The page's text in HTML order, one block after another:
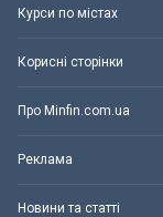
Курси по містах
Корисні сторінки
Про Minfin.com.ua
Реклама
Новини та статті